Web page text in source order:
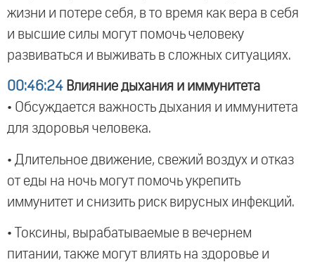
жизни и потере себя, в то время как вера в себя
и высшие силы могут помочь человеку
развиваться и выживать в сложных ситуациях.
00:46:24 Влияние дыхания и иммунитета
• Обсуждается важность дыхания и иммунитета
для здоровья человека.
• Длительное движение, свежий воздух и отказ
от еды на ночь могут помочь укрепить
иммунитет и снизить риск вирусных инфекций.
• Токсины, вырабатываемые в вечернем
питании, также могут влиять на здоровье и